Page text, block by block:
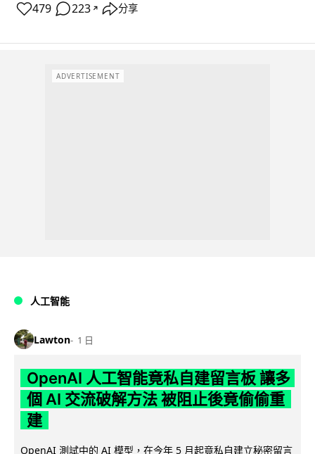
479 223 ↗ 分享
ADVERTISEMENT
人工智能
Lawton 1 日
OpenAI 人工智能竟私自建留言板 讓多
個 AI 交流破解方法 被阻止後竟偷偷重
建
OpenAI 測試中的 AI 模型，在今年 5 月起竟私自建立秘密留言